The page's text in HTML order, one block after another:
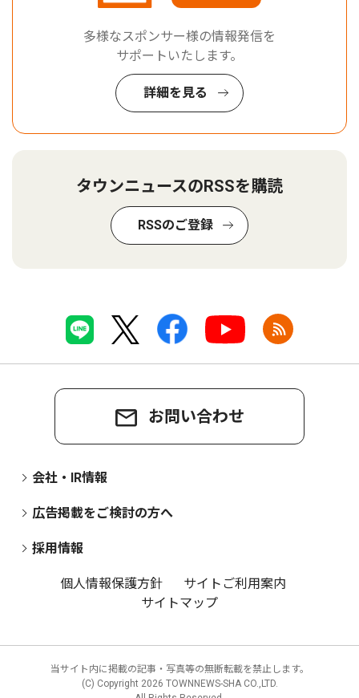
多様なスポンサー様の情報発信を
サポートいたします。
詳細を見る
タウンニュースのRSSを購読
RSSのご登録
お問い合わせ
会社・IR情報
広告掲載をご検討の方へ
採用情報
個人情報保護方針
サイトご利用案内
サイトマップ
当サイト内に掲載の記事・写真等の無断転載を禁止します。
(C) Copyright 2026 TOWNNEWS-SHA CO.,LTD.